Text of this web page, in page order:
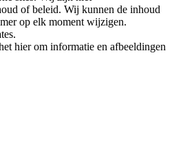
of beleid. Wij kunnen de inhoud
op elk moment wijzigen.
hier om informatie en afbeeldingen